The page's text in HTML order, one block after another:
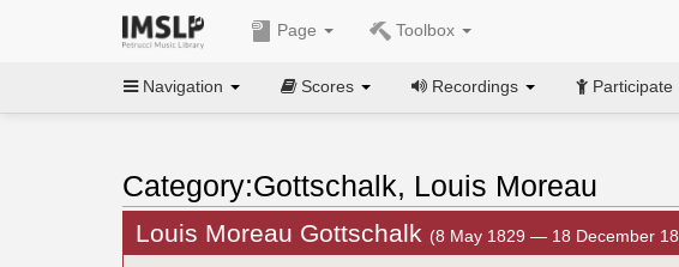
Page Toolbox
Navigation Scores Recordings Participate
Category:Gottschalk, Louis Moreau
Louis Moreau Gottschalk (8 May 1829 — 18 December